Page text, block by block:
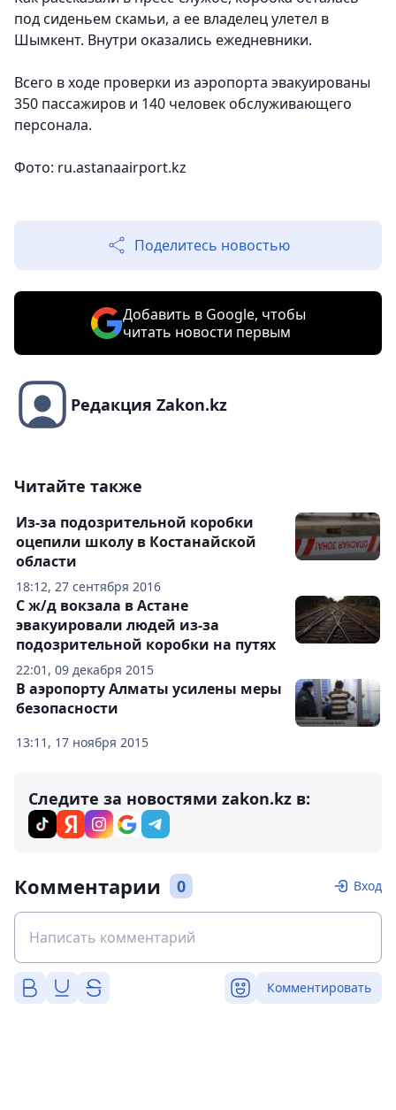
под сиденьем скамьи, а ее владелец улетел в
Шымкент. Внутри оказались ежедневники.
Всего в ходе проверки из аэропорта эвакуированы
350 пассажиров и 140 человек обслуживающего
персонала.
Фото: ru.astanaairport.kz
Поделитесь новостью
Добавить в Google, чтобы
читать новости первым
Редакция Zakon.kz
Читайте также
18:12, 27 сентября 2016
Из-за подозрительной коробки
оцепили школу в Костанайской
области
22:01, 09 декабря 2015
С ж/д вокзала в Астане
эвакуировали людей из-за
подозрительной коробки на путях
13:11, 17 ноября 2015
В аэропорту Алматы усилены меры
безопасности
Следите за новостями zakon.kz в:
Комментарии 0 Вход
Комментировать